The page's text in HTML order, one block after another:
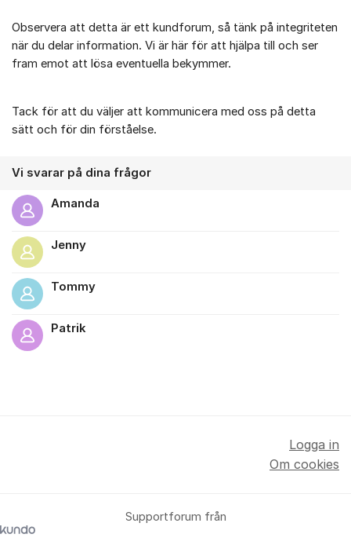
Observera att detta är ett kundforum, så tänk på integriteten
när du delar information. Vi är här för att hjälpa till och ser
fram emot att lösa eventuella bekymmer.
Tack för att du väljer att kommunicera med oss på detta
sätt och för din förståelse.
Vi svarar på dina frågor
Amanda
Jenny
Tommy
Patrik
Supportforum från
Logga in
Om cookies